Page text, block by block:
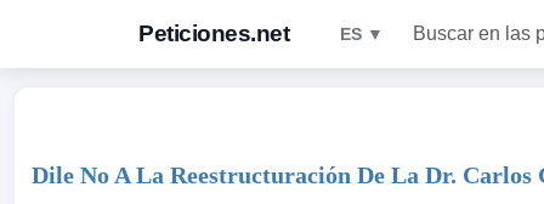
Peticiones.net ES ▼ Buscar en las
Dile No A La Reestructuración De La Dr. Carlos